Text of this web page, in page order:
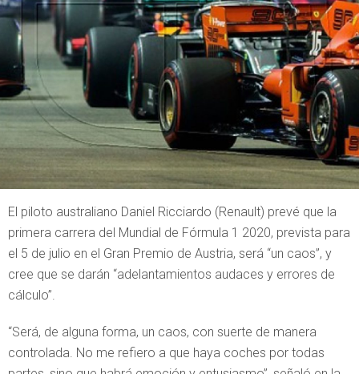
El piloto australiano Daniel Ricciardo (Renault) prevé que la
primera carrera del Mundial de Fórmula 1 2020, prevista para
el 5 de julio en el Gran Premio de Austria, será “un caos”, y
cree que se darán “adelantamientos audaces y errores de
cálculo”.
“Será, de alguna forma, un caos, con suerte de manera
controlada. No me refiero a que haya coches por todas